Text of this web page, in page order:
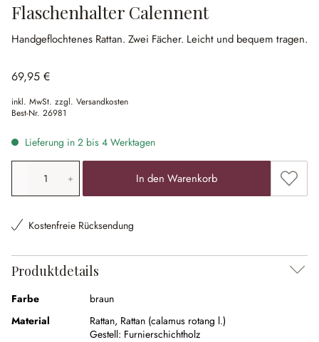
Flaschenhalter Calennent
Handgeflochtenes Rattan. Zwei Fächer. Leicht und bequem tragen.
69,95 €
inkl. MwSt. zzgl. Versandkosten
Best-Nr. 26981
Lieferung in 2 bis 4 Werktagen
Produkt Anzahl: Gib den gewünschten Wert ein oder
In den Warenkorb Zum
Kostenfreie Rücksendung
Produktdetails
Farbe
braun
Material
Rattan, Rattan (calamus rotang l.)
Gestell: Furnierschichtholz